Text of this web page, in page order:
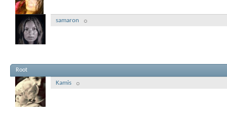
samaron
Root
Kamis